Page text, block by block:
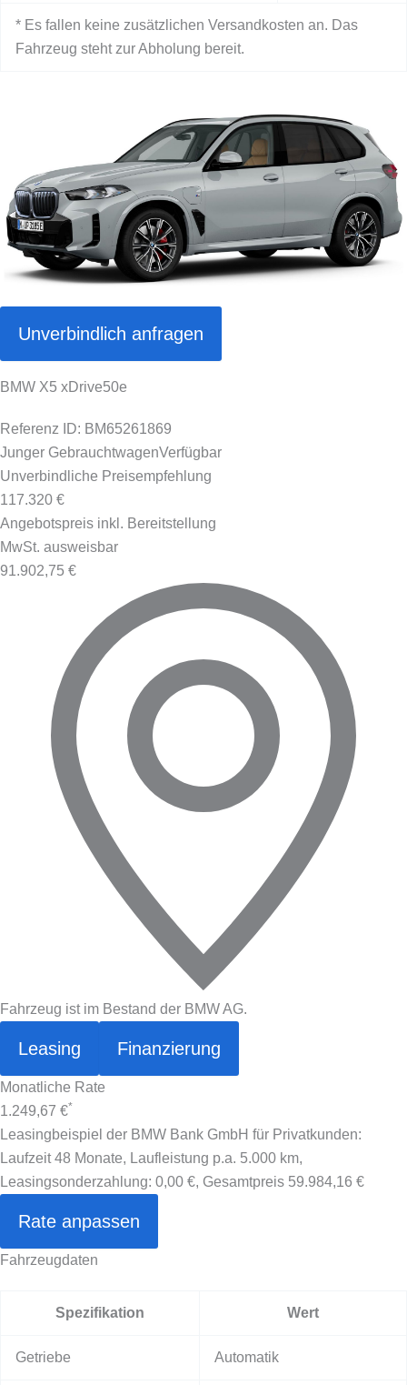
* Es fallen keine zusätzlichen Versandkosten an. Das
Fahrzeug steht zur Abholung bereit.
Unverbindlich anfragen
BMW X5 xDrive50e
Referenz ID: BM65261869
Junger GebrauchtwagenVerfügbar
Unverbindliche Preisempfehlung
117.320 €
Angebotspreis inkl. Bereitstellung
MwSt. ausweisbar
91.902,75 €
Fahrzeug ist im Bestand der BMW AG.
Leasing Finanzierung
Monatliche Rate
1.249,67 €*
Leasingbeispiel der BMW Bank GmbH für Privatkunden:
Laufzeit 48 Monate, Laufleistung p.a. 5.000 km,
Leasingsonderzahlung: 0,00 €, Gesamtpreis 59.984,16 €
Rate anpassen
Fahrzeugdaten
Spezifikation Wert
Getriebe Automatik